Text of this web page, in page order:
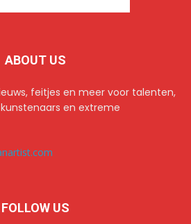
ABOUT US
feitjes en meer voor talenten,
en extreme
FOLLOW US